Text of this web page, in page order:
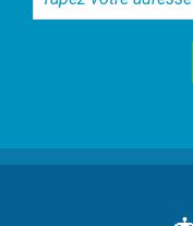
votre